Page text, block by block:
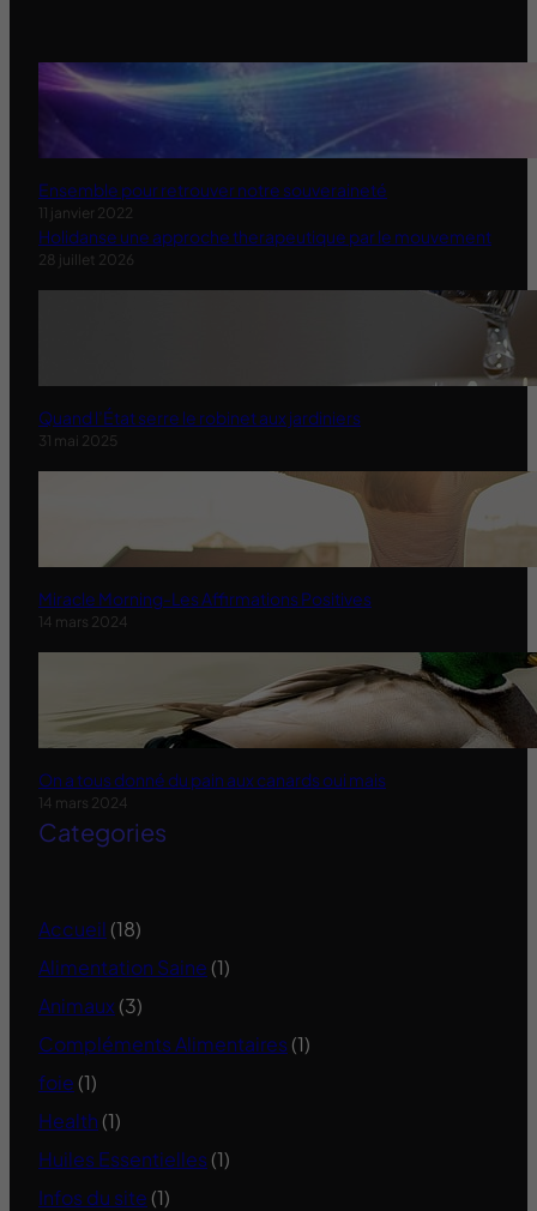
Ensemble pour retrouver notre souveraineté
11 janvier 2022
Holidanse une approche therapeutique par le mouvement
28 juillet 2026
Quand l’État serre le robinet aux jardiniers
31 mai 2025
Miracle Morning-Les Affirmations Positives
14 mars 2024
On a tous donné du pain aux canards oui mais
14 mars 2024
Categories
Accueil (18)
Alimentation Saine (1)
Animaux (3)
Compléments Alimentaires (1)
foie (1)
Health (1)
Huiles Essentielles (1)
Infos du site (1)